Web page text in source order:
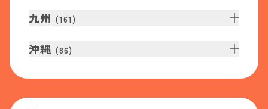
九州 (161 )
沖縄 (86)